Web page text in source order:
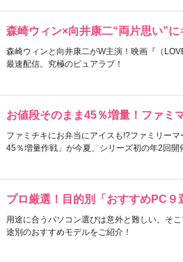
森崎ウィン×向井康二“両片思い”
森崎ウィンと向井康二がW主演！映画『（
最速配信。究極のピュアラブ！
お値段そのまま45％増量！ファミ
ファミチキにお弁当にアイスも!?ファミリー
45％増量作戦」が今夏、シリーズ初の年2回開
プロ厳選！目的別「おすすめPC９
用途に合うパソコン選びは意外と難しい。そ
途別のおすすめモデルをご紹介！